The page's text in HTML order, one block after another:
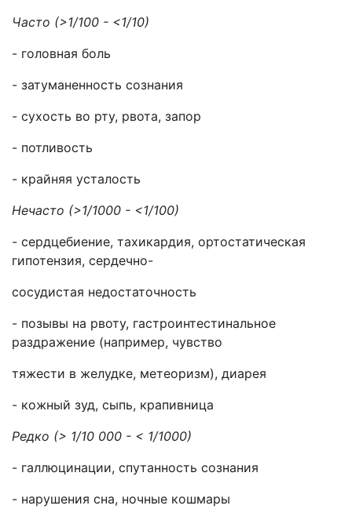
Часто (>1/100 - <1/10)
- головная боль
- затуманенность сознания
- сухость во рту, рвота, запор
- потливость
- крайняя усталость
Нечасто (>1/1000 - <1/100)
- сердцебиение, тахикардия, ортостатическая
гипотензия, сердечно-
сосудистая недостаточность
- позывы на рвоту, гастроинтестинальное
раздражение (например, чувство
тяжести в желудке, метеоризм), диарея
- кожный зуд, сыпь, крапивница
Редко (> 1/10 000 - < 1/1000)
- галлюцинации, спутанность сознания
- нарушения сна, ночные кошмары